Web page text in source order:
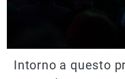
Intorno a questo